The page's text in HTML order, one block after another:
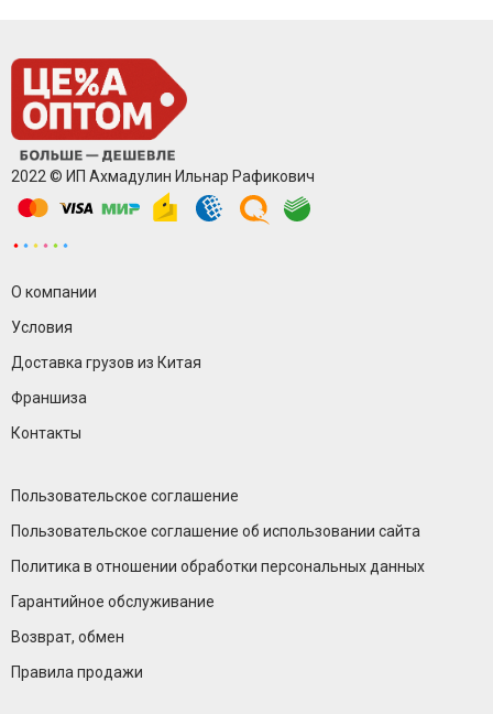
2022 © ИП Ахмадулин Ильнар Рафикович
О компании
Условия
Доставка грузов из Китая
Франшиза
Контакты
Пользовательское соглашение
Пользовательское соглашение об использовании сайта
Политика в отношении обработки персональных данных
Гарантийное обслуживание
Возврат, обмен
Правила продажи